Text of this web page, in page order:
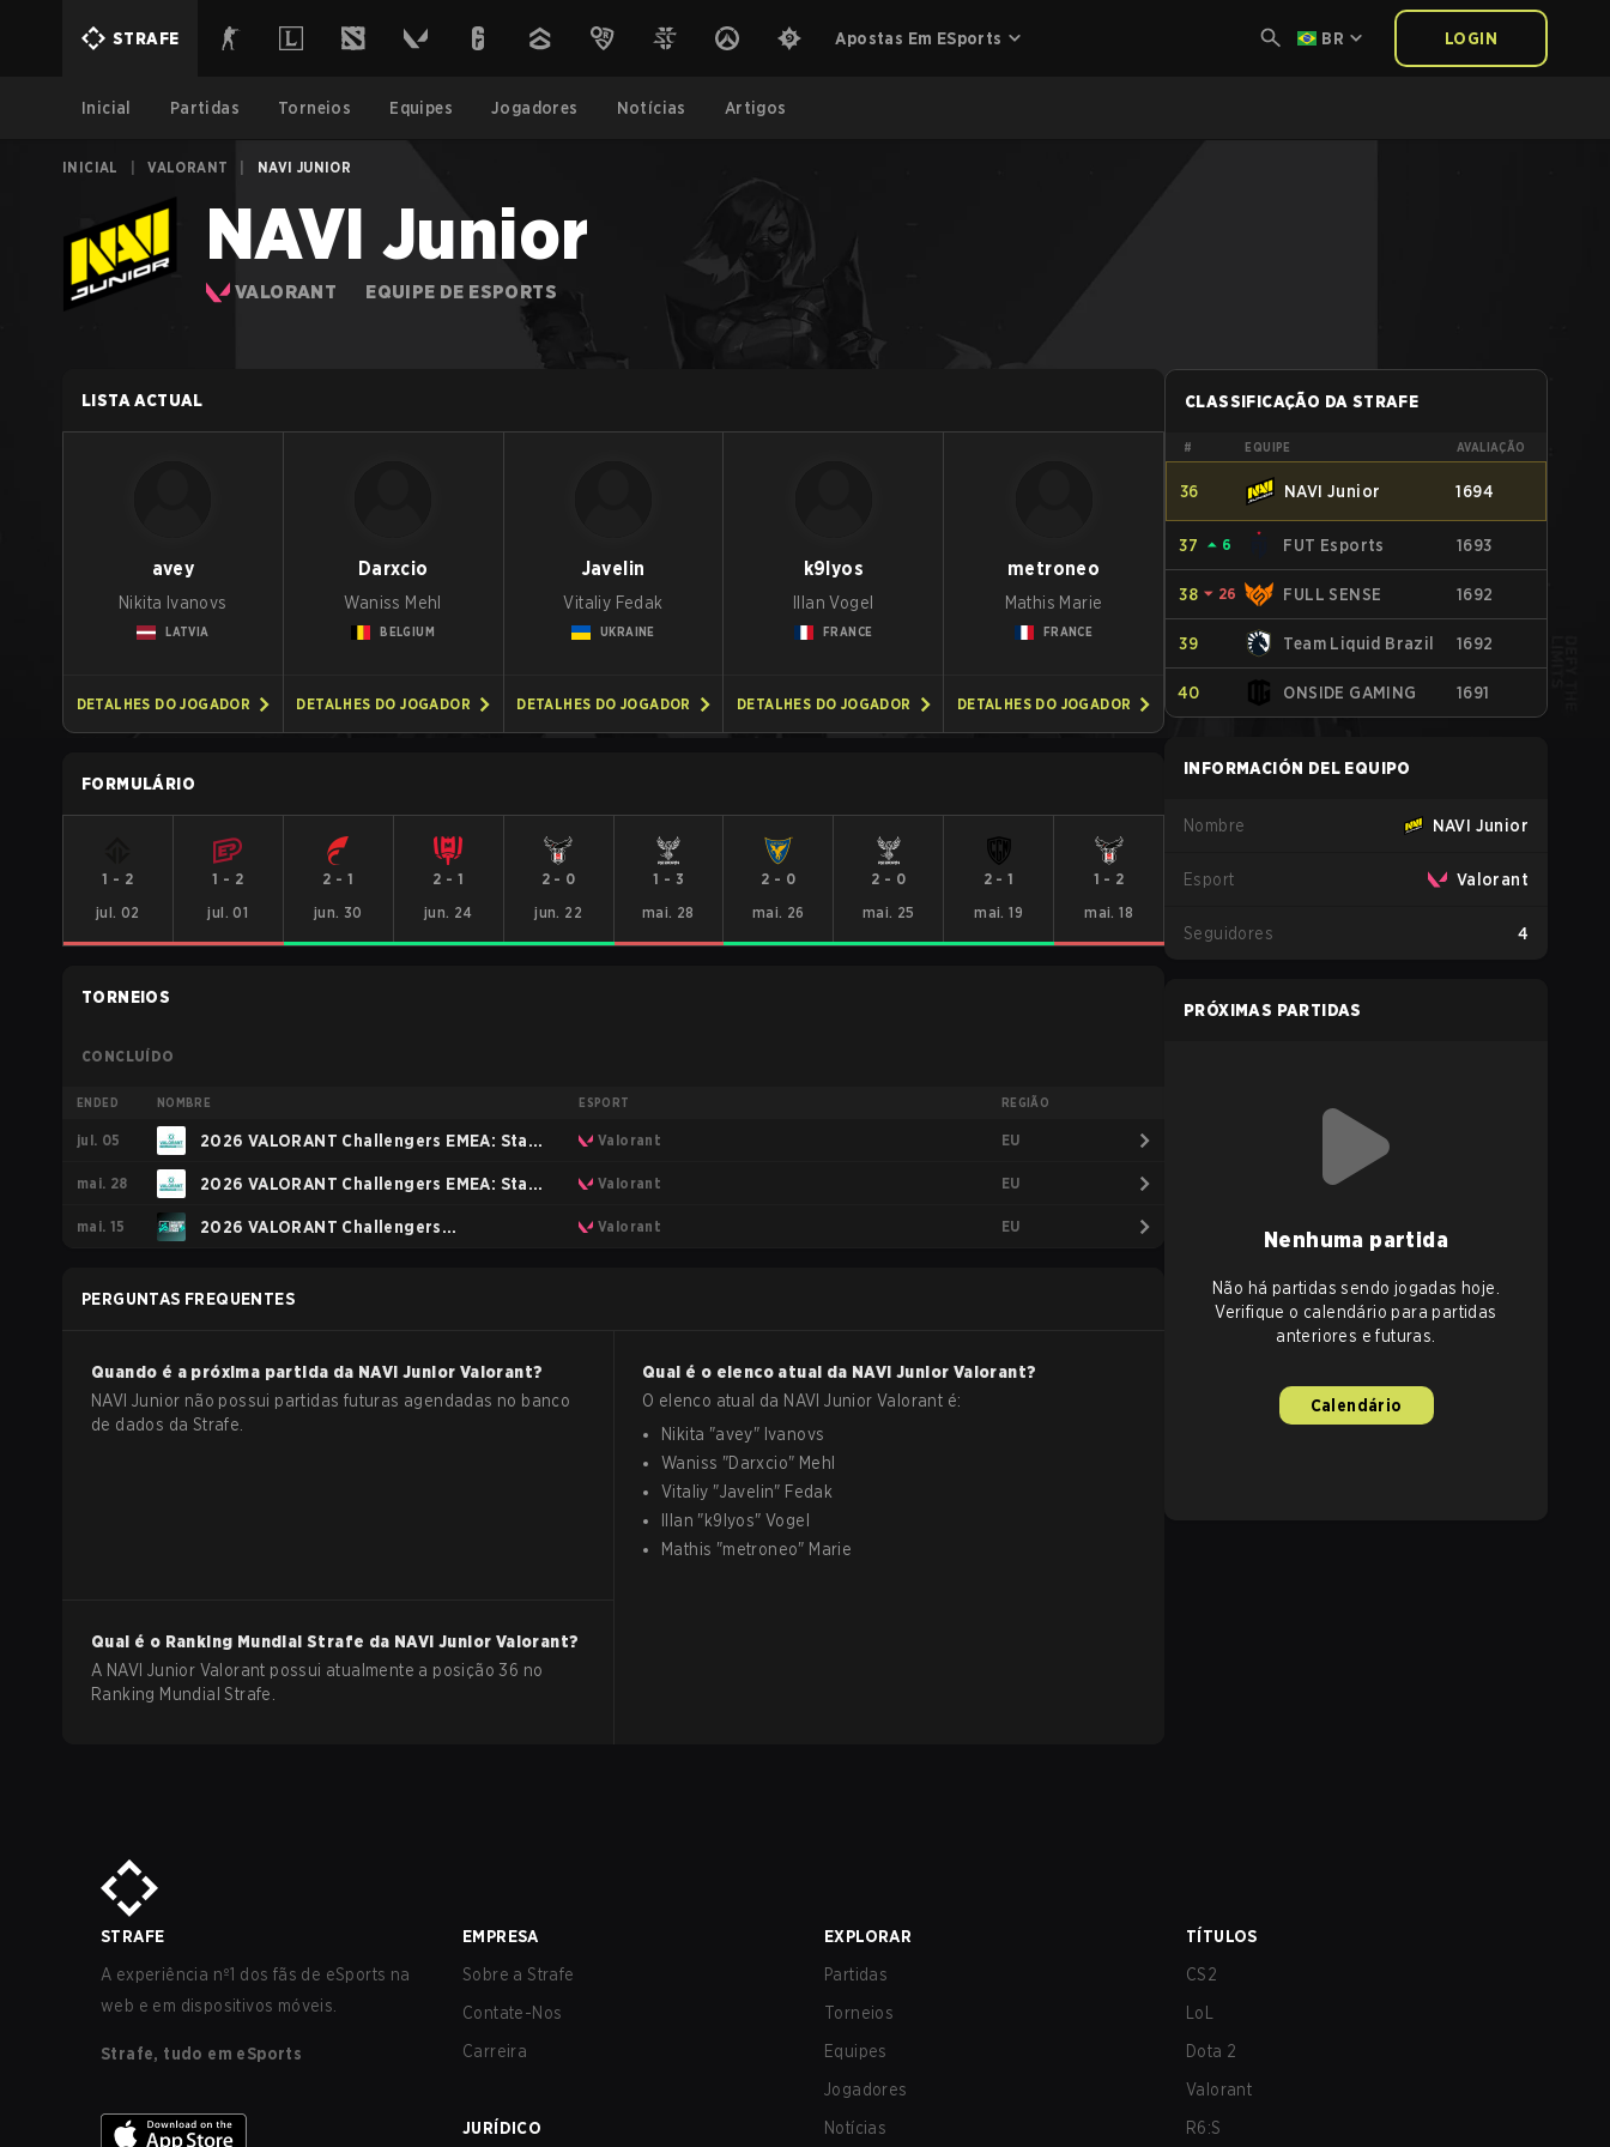
STRAFE Apostas Em ESports BR LOGIN
Inicial Partidas Torneios Equipes Jogadores Notícias Artigos
INICIAL VALORANT NAVI JUNIOR
NAVI Junior
VALORANT EQUIPE DE ESPORTS
LISTA ACTUAL
avey
Nikita Ivanovs
LATVIA
DETALHES DO JOGADOR
Darxcio
Waniss Mehl
BELGIUM
DETALHES DO JOGADOR
Javelin
Vitaliy Fedak
UKRAINE
DETALHES DO JOGADOR
k9lyos
Illan Vogel
FRANCE
DETALHES DO JOGADOR
metroneo
Mathis Marie
FRANCE
DETALHES DO JOGADOR
FORMULÁRIO
1 - 2
jul. 02
1 - 2
jul. 01
2 - 1
jun. 30
2 - 1
jun. 24
2- 0
jun. 22
1 - 3
mai. 28
2 - 0
mai. 26
2 - 0
mai. 25
2 -1
mai. 19
1 - 2
mai. 18
TORNEIOS
CONCLUÍDO
ENDED NOMBRE ESPORT REGIÃO
jul. 05 2026 VALORANT Challengers EMEA: Stage
3
Valorant EU
mai. 28 2026 VALORANT Challengers EMEA: Stage
2
Valorant EU
mai. 15 2026 VALORANT Challengers Valorant EU
PERGUNTAS FREQUENTES
Quando é a próxima partida da NAVI Junior Valorant?
NAVI Junior não possui partidas futuras agendadas no banco
de dados da Strafe.
Qual é o elenco atual da NAVI Junior Valorant?
O elenco atual da NAVI Junior Valorant é:
Nikita "avey" Ivanovs
Waniss "Darxcio" Mehl
Vitaliy "Javelin" Fedak
Illan "k9lyos"Vogel
Mathis "metroneo" Marie
Qual é o Ranking Mundial Strafe da NAVI Junior Valorant?
A NAVI Junior Valorant possui atualmente a posição 36 no
Ranking Mundial Strafe.
CLASSIFICAÇÃO DA STRAFE
# EQUIPE AVALIAÇÃO
36 NAVI Junior 1694
37 ⏶ 6 FUT Esports 1693
38 ⏷ 26 FULL SENSE 1692
39 Team Liquid Brazil 1692
40 ONSIDE GAMING 1691
INFORMACIÓN DEL EQUIPO
Nombre NAVI Junior
Esport Valorant
Seguidores 4
PRÓXIMAS PARTIDAS
Nenhuma partida
Não há partidas sendo jogadas hoje.
Verifique o calendário para partidas
anteriores e futuras.
Calendário
STRAFE
A experiência nº1 dos fãs de eSports na
web e em dispositivos móveis.
Strafe, tudo em eSports
EMPRESA
Sobre a Strafe
Contate-Nos
Carreira
JURÍDICO
EXPLORAR
Partidas
Torneios
Equipes
Jogadores
Notícias
TÍTULOS
CS2
LoL
Dota 2
Valorant
R6:S